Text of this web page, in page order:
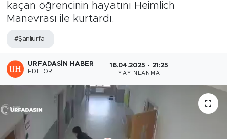
kaçan öğrencinin hayatını Heimlich
Manevrası ile kurtardı.
#Şanlıurfa
URFADASIN HABER
EDITÖR
16.04.2025 - 21:25
YAYINLANMA